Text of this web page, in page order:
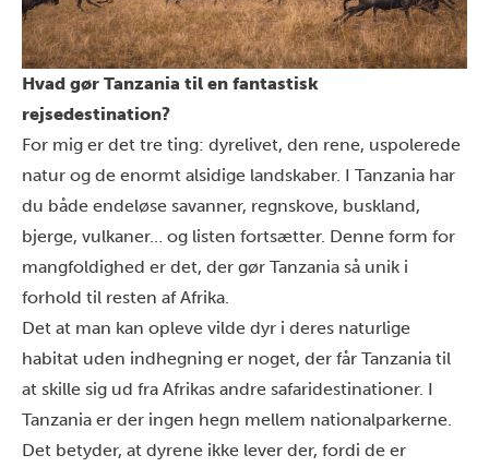
Hvad gør Tanzania til en fantastisk
rejsedestination?
For mig er det tre ting: dyrelivet, den rene, uspolerede
natur og de enormt alsidige landskaber. I Tanzania har
du både endeløse savanner, regnskove, buskland,
bjerge, vulkaner… og listen fortsætter. Denne form for
mangfoldighed er det, der gør Tanzania så unik i
forhold til resten af Afrika.
Det at man kan opleve vilde dyr i deres naturlige
habitat uden indhegning er noget, der får Tanzania til
at skille sig ud fra Afrikas andre safaridestinationer. I
Tanzania er der ingen hegn mellem nationalparkerne.
Det betyder, at dyrene ikke lever der, fordi de er